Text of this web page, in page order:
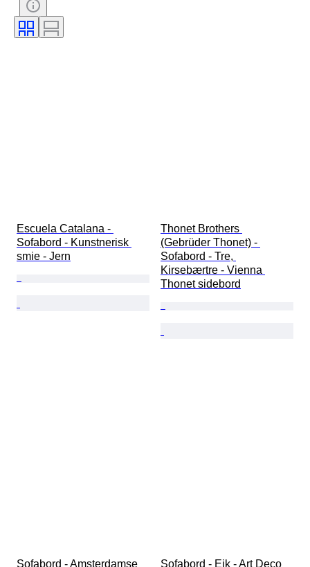
Escuela Catalana -
Sofabord - Kunstnerisk
smie - Jern
Thonet Brothers
(Gebrüder Thonet) -
Sofabord - Tre,
Kirsebærtre - Vienna
Thonet sidebord
Sofabord - Amsterdamse
Sofabord - Eik - Art Deco